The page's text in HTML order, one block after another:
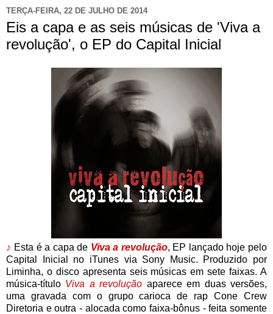
TERÇA-FEIRA, 22 DE JULHO DE 2014
Eis a capa e as seis músicas de 'Viva a
revolução', o EP do Capital Inicial
♪ Esta é a capa de Viva a revolução, EP lançado hoje pelo
Capital Inicial no iTunes via Sony Music. Produzido por
Liminha, o disco apresenta seis músicas em sete faixas. A
música-título Viva a revolução aparece em duas versões,
uma gravada com o grupo carioca de rap Cone Crew
Diretoria e outra - alocada como faixa-bônus - feita somente